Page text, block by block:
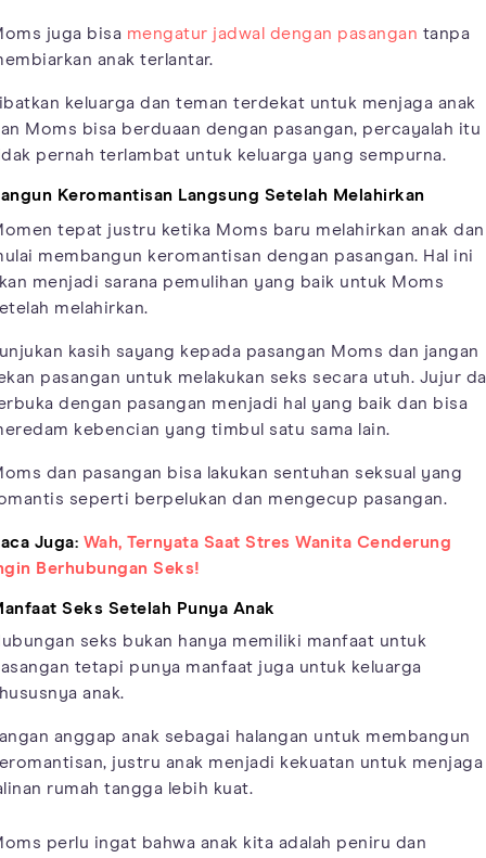
juga bisa mengatur jadwal dengan pasangan tanpa
anak terlantar.
keluarga dan teman terdekat untuk menjaga anak
Moms bisa berduaan dengan pasangan, percayalah itu
pernah terlambat untuk keluarga yang sempurna.
Keromantisan Langsung Setelah Melahirkan
tepat justru ketika Moms baru melahirkan anak dan
membangun keromantisan dengan pasangan. Hal ini
menjadi sarana pemulihan yang baik untuk Moms
melahirkan.
kasih sayang kepada pasangan Moms dan jangan
pasangan untuk melakukan seks secara utuh. Jujur
dengan pasangan menjadi hal yang baik dan bisa
kebencian yang timbul satu sama lain.
dan pasangan bisa lakukan sentuhan seksual yang
seperti berpelukan dan mengecup pasangan.
Juga: Wah, Ternyata Saat Stres Wanita Cenderung
Berhubungan Seks!
Seks Setelah Punya Anak
seks bukan hanya memiliki manfaat untuk
tetapi punya manfaat juga untuk keluarga
anak.
anggap anak sebagai halangan untuk membangun
justru anak menjadi kekuatan untuk menjaga
rumah tangga lebih kuat.
perlu ingat bahwa anak kita adalah peniru dan